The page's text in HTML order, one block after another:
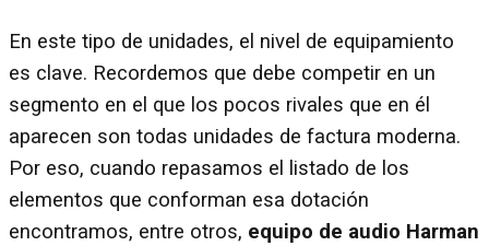
En este tipo de unidades, el nivel de equipamiento
es clave. Recordemos que debe competir en un
segmento en el que los pocos rivales que en él
aparecen son todas unidades de factura moderna.
Por eso, cuando repasamos el listado de los
elementos que conforman esa dotación
encontramos, entre otros, equipo de audio Harman